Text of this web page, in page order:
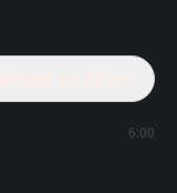
6:00